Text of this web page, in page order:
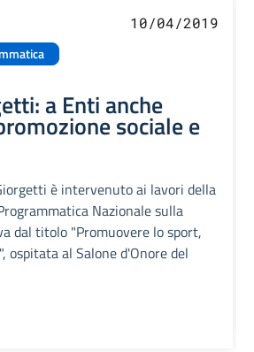
10/04/2019
a Enti anche
sociale e
è intervenuto ai lavori della
Nazionale sulla
dal titolo "Promuovere lo sport,
ospitata al Salone d'Onore del